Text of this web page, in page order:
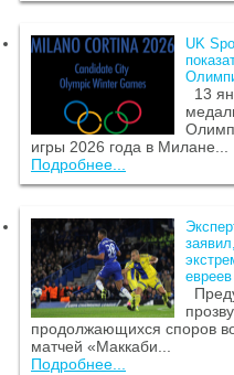
UK
13
игры 2026 года в Милане...
Подробнее...
продолжающихся споров
матчей «Маккаби...
Подробнее...